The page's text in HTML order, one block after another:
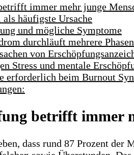
immer mehr junge
häufigste Ursache
und mögliche Symptome
durchläuft mehrere Phasen
von
Stress und mentale
erforderlich beim Burnout
betrifft immer
dass rund 87 Prozent der